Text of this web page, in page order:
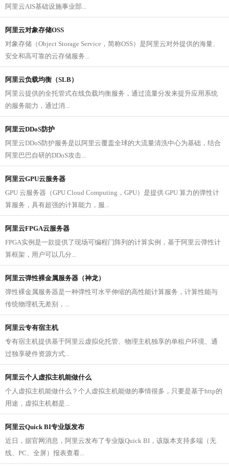
阿里云AIS基础设施事业部...
阿里云对象存储OSS
对象存储（Object Storage Service，简称OSS）是阿里云对外提供的海量、
安全和高可靠的云存储服务...
阿里云负载均衡（SLB）
阿里云提供的全托管式在线负载均衡服务，通过流量分发来提升应用系统
的服务能力，通过消...
阿里云DDoS防护
阿里云DDoS防护服务是以阿里云覆盖全球的大流量清洗中心为基础，结合
阿里巴巴自研的DDoS攻击...
阿里云GPU云服务器
GPU 云服务器（GPU Cloud Computing，GPU）是提供 GPU 算力的弹性计
算服务，具有超强的计算能力，服...
阿里云FPGA云服务器
FPGA实例是一款提供了现场可编程门阵列的计算实例，基于阿里云弹性计
算框架，用户可以几分...
阿里云弹性裸金属服务器（神龙）
弹性裸金属服务器是一种弹性可水平伸缩的高性能计算服务，计算性能与
传统物理机无差别，...
阿里云专有宿主机
专有宿主机提供基于阿里云虚拟化托管、物理主机独享的单租户环境、通
过独享硬件资源方式...
阿里云个人虚拟主机能做什么
个人虚拟主机能做什么？个人虚拟主机能做的事情很多，只要是基于http的
用途，虚拟主机都是...
阿里云Quick BI专业版发布
近日，据官网消息，阿里云发布了专业版Quick BI，该版本支持多端（无
线、PC、全屏）报表查看...